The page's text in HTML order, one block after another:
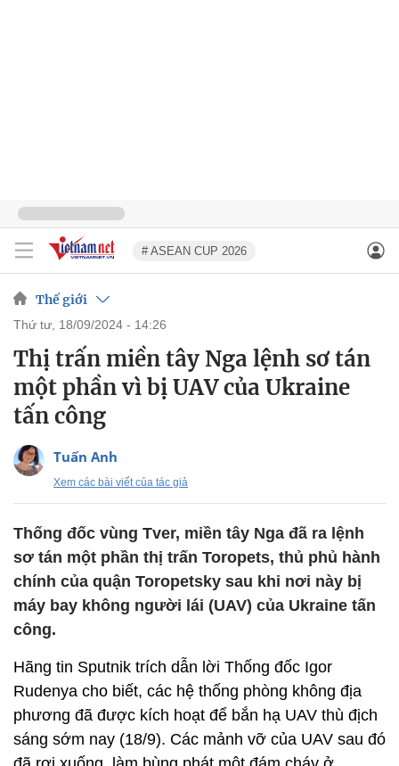
# ASEAN CUP 2026
Thế giới
thứ tư, 18/09/2024 - 14:26
Thị trấn miền tây Nga lệnh sơ tán
một phần vì bị UAV của Ukraine
tấn công
Tuấn Anh
Xem các bài viết của tác giả
Thống đốc vùng Tver, miền tây Nga đã ra lệnh
sơ tán một phần thị trấn Toropets, thủ phủ hành
chính của quận Toropetsky sau khi nơi này bị
máy bay không người lái (UAV) của Ukraine tấn
công.
Hãng tin Sputnik trích dẫn lời Thống đốc Igor
Rudenya cho biết, các hệ thống phòng không địa
phương đã được kích hoạt để bắn hạ UAV thù địch
sáng sớm nay (18/9). Các mảnh vỡ của UAV sau đó